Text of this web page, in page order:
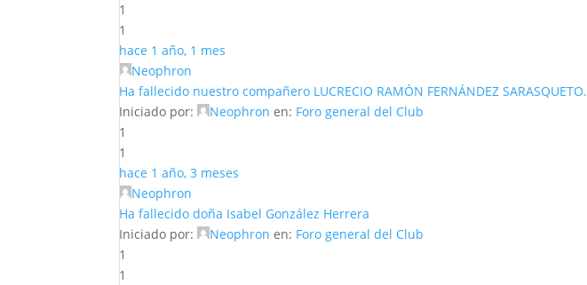
1
1
hace 1 año, 1 mes
Neophron
Ha fallecido nuestro compañero LUCRECIO RAMÓN FERNÁNDEZ SARASQUETO.
Iniciado por:
Neophron en: Foro general del Club
1
1
hace 1 año, 3 meses
Neophron
Ha fallecido doña Isabel González Herrera
Iniciado por:
Neophron en: Foro general del Club
1
1